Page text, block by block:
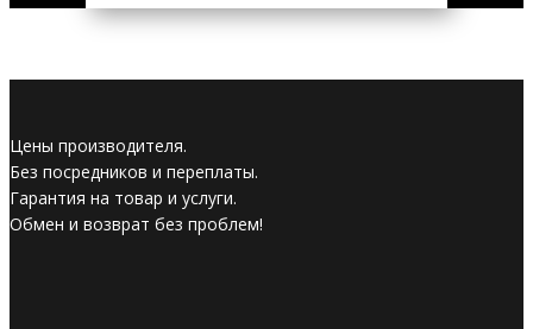
Цены производителя.
Без посредников и переплаты.
Гарантия на товар и услуги.
Обмен и возврат без проблем!